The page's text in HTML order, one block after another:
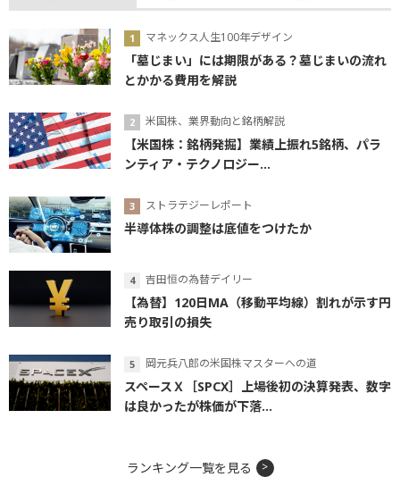
マネックス人生100年デザイン
「墓じまい」には期限がある？墓じまいの流れ
とかかる費用を解説
米国株、業界動向と銘柄解説
【米国株：銘柄発掘】業績上振れ5銘柄、パラ
ンティア・テクノロジー...
ストラテジーレポート
半導体株の調整は底値をつけたか
吉田恒の為替デイリー
【為替】120日MA（移動平均線）割れが示す円
売り取引の損失
岡元兵八郎の米国株マスターへの道
スペースＸ［SPCX］上場後初の決算発表、数字
は良かったが株価が下落...
ランキング一覧を見る